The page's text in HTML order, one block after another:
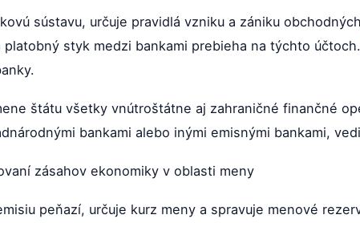
sústavu, určuje pravidlá vzniku a zániku
styk medzi bankami prebieha na týchto účtoch.
štátu všetky vnútroštátne aj zahraničné finančné
bankami alebo inými emisnými bankami,
zásahov ekonomiky v oblasti meny
peňazí, určuje kurz meny a spravuje menové